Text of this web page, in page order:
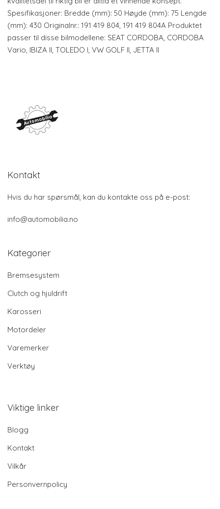
Spesifikasjoner: Bredde (mm): 50 Høyde (mm): 75 Lengde
(mm): 430 Originalnr.: 191 419 804, 191 419 804A Produktet
passer til disse bilmodellene: SEAT CORDOBA, CORDOBA
Vario, IBIZA II, TOLEDO I, VW GOLF II, JETTA II
Kontakt
Hvis du har spørsmål, kan du kontakte oss på e-post:
info@automobilia.no
Kategorier
Bremsesystem
Clutch og hjuldrift
Karosseri
Motordeler
Varemerker
Verktøy
Viktige linker
Blogg
Kontakt
Vilkår
Personvernpolicy